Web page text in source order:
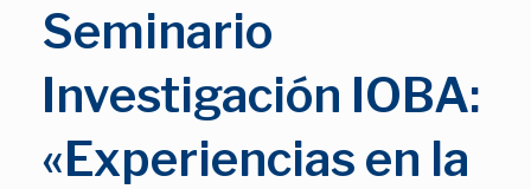
Seminario
Investigación IOBA:
«Experiencias en la